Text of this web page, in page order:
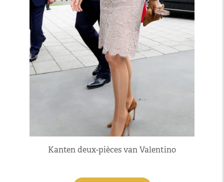
Kanten deux-pièces van Valentino